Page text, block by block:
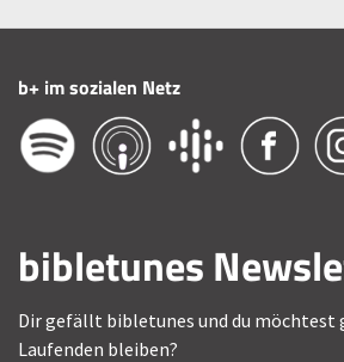
b+ im sozialen Netz
bibletunes
Dir gefällt bibletunes und du möchtest
Laufenden bleiben?